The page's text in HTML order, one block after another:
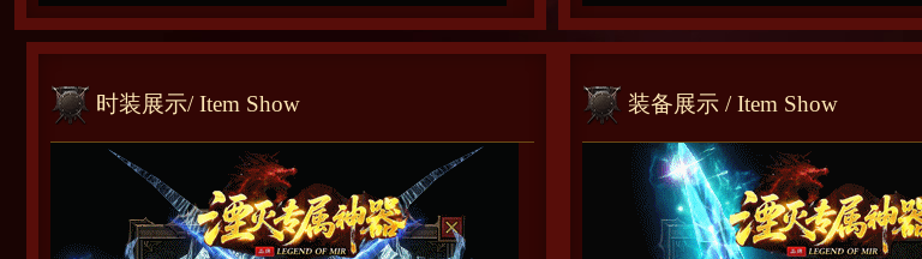
时装展示/ Item Show 装备展示 / Item Show